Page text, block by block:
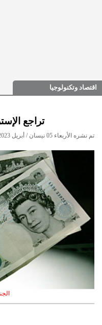
اقتصاد وتكنولوجيا
تراجع
تم نشره الأربعاء 05 نيسان / أبريل 2023 02:38 مساءً